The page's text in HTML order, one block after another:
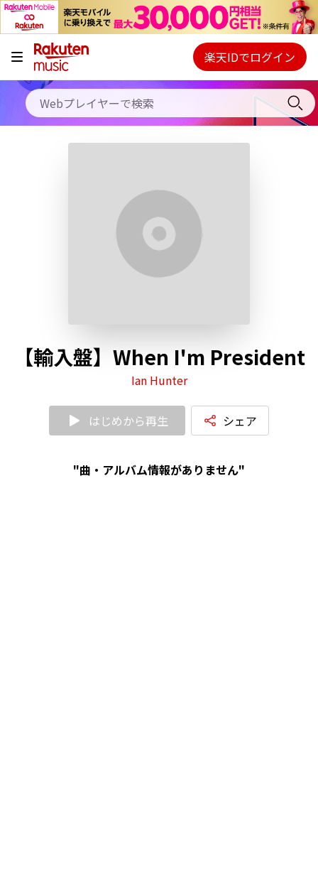
キャンペーン
料金プラン
使い方
Webプレイヤー
ご契約内容の確認・変更
楽天IDでログイン
【輸入盤】When I'm President
Ian Hunter
はじめから再生 シェア
"曲・アルバム情報がありません"